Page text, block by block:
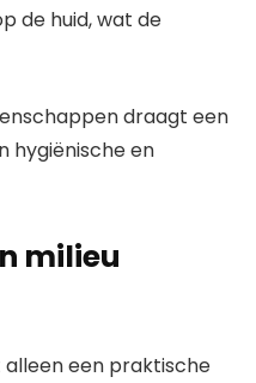
de huid, wat de
draagt een
hygiënische en
milieu
alleen een praktische